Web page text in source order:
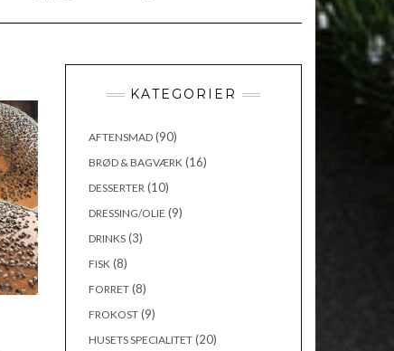
KATEGORIER
AFTENSMAD(90)
BRØD & BAGVÆRK (16)
DESSERTER (10)
DRESSING/OLIE (9)
DRINKS(3)
FISK (8)
FORRET(8)
FROKOST(9)
HUSETS SPECIALITET(20)